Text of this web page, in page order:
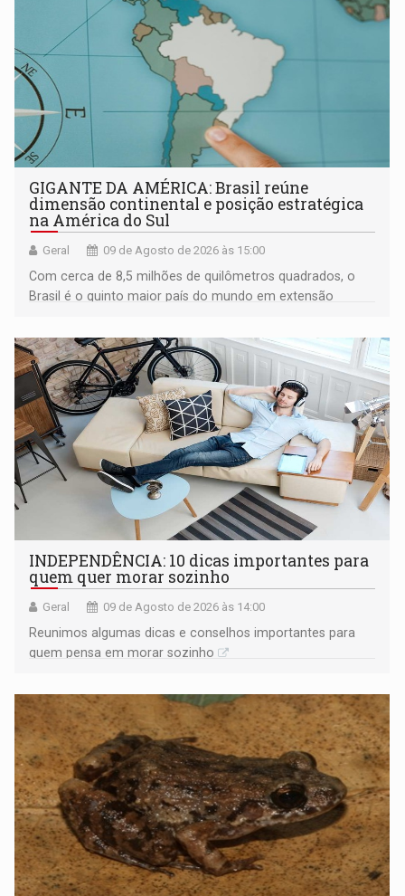
GIGANTE DA AMÉRICA: Brasil reúne
dimensão continental e posição estratégica
na América do Sul
Geral 09 de Agosto de 2026 às 15:00
Com cerca de 8,5 milhões de quilômetros quadrados, o
Brasil é o quinto maior país do mundo em extensão
INDEPENDÊNCIA: 10 dicas importantes para
quem quer morar sozinho
Geral 09 de Agosto de 2026 às 14:00
Reunimos algumas dicas e conselhos importantes para
quem pensa em morar sozinho